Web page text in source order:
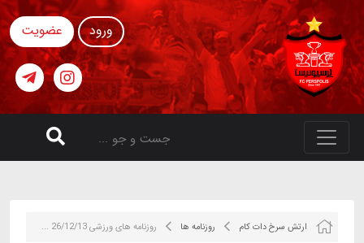
ورود عضویت
ارتش سرخ دات کام روزنامه ها روزنامه های ورزشی 26/12/13 ...